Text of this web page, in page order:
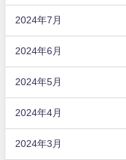
2024年7月
2024年6月
2024年5月
2024年4月
2024年3月